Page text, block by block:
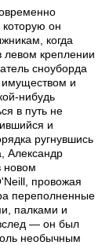
которую он
когда
левом креплении
сноуборда
и
нибудь
в путь не
и
ругнувшись
Александр
новом
провожая
переполненные
палками и
— он был
необычным